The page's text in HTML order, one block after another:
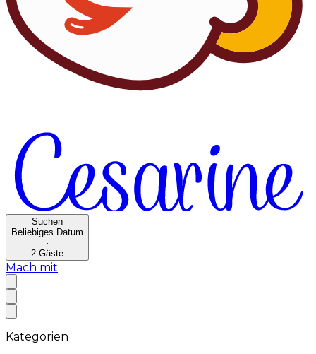
Suchen
Beliebiges Datum
·
2 Gäste
Mach mit
Kategorien